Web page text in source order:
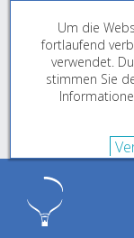
Um die
fortlaufend
verwendet.
stimmen Sie